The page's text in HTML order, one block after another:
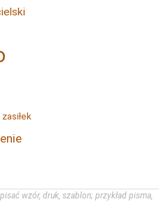
zasiłek
wzór, druk, szablon; przykład pisma,